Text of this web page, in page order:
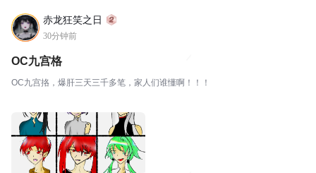
赤龙狂笑之日
30分钟前
OC九宫格
OC九宫挌，爆肝三天三千多笔，家人们谁懂啊！！！